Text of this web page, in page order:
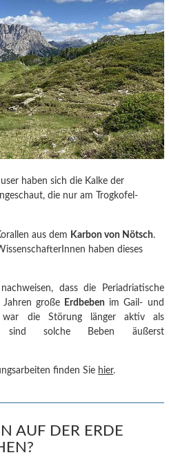
haben sich die Kalke der
die nur am Trogkofel-
aus dem Karbon von Nötsch.
haben dieses
, dass die Periadriatische
große Erdbeben im Gail- und
war die Störung länger aktiv als
sind solche Beben äußerst
finden Sie hier.
AUF DER ERDE